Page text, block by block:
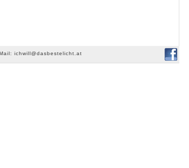
ichwill@dasbestelicht.at